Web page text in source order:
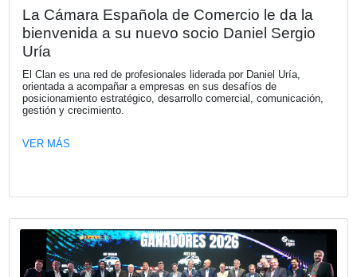
Fecha publicación: 04-06-2026